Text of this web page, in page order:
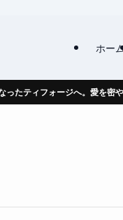
ホー
ったティフォージへ。愛を密